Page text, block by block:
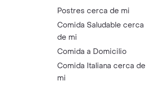
Postres cerca de mi
Comida Saludable cerca
de mi
Comida a Domicilio
Comida Italiana cerca de
mi